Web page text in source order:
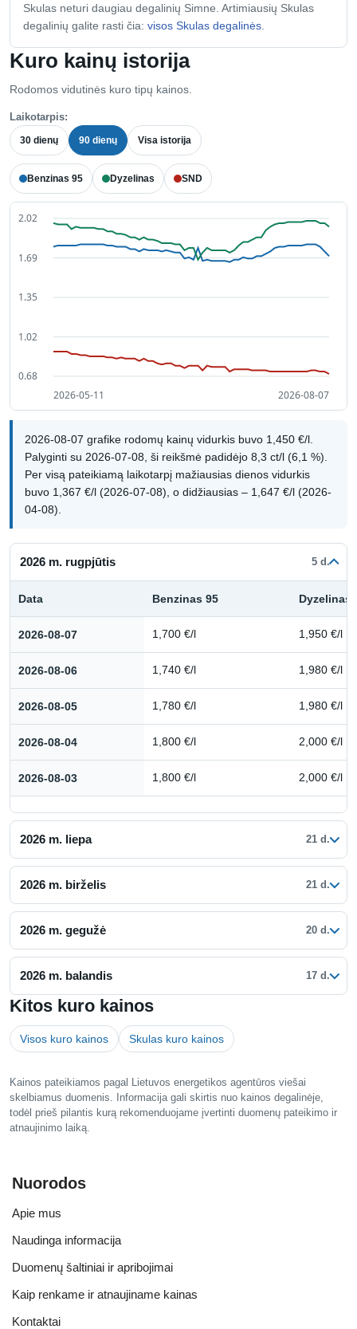
Kuro kainų istorija
Rodomos vidutinės kuro tipų kainos.
Laikotarpis:
30 dienų 90 dienų Visa istorija
Benzinas 95 Dyzelinas SND
2026-08-07 grafike rodomų kainų vidurkis buvo 1,450 €/l.
Palyginti su 2026-07-08, ši reikšmė padidėjo 8,3 ct/l (6,1 %).
Per visą pateikiamą laikotarpį mažiausias dienos vidurkis
buvo 1,367 €/l (2026-07-08), o didžiausias – 1,647 €/l (2026-
04-08).
2026 m. rugpjūtis 5 d.
Data Benzinas 95 Dyzelinas
2026-08-07 1,700 €/l 1,950 €/l
2026-08-06 1,740 €/l 1,980 €/l
2026-08-05 1,780 €/l 1,980 €/l
2026-08-04 1,800 €/l 2,000 €/l
2026-08-03 1,800 €/l 2,000 €/l
2026 m. liepa 21 d.
2026 m. birželis 21 d.
2026 m. gegužė 20 d.
2026 m. balandis 17 d.
Kitos kuro kainos
Visos kuro kainos Skulas kuro kainos
Skulas neturi daugiau degalinių Simne. Artimiausių Skulas
degalinių galite rasti čia: visos Skulas degalinės
Kainos pateikiamos pagal Lietuvos energetikos agentūros viešai
skelbiamus duomenis. Informacija gali skirtis nuo kainos degalinėje,
todėl prieš pilantis kurą rekomenduojame įvertinti duomenų pateikimo ir
atnaujinimo laiką.
Nuorodos
Apie mus
Naudinga informacija
Duomenų šaltiniai ir apribojimai
Kaip renkame ir atnaujiname kainas
Kontaktai